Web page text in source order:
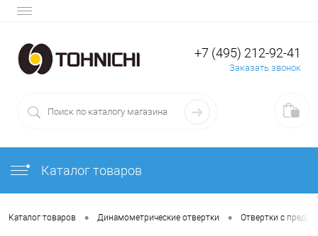
+7 (495) 212-92-41
Заказать звонок
Каталог товаров
Каталог товаров • Динамометрические отвертки • Отвертки с